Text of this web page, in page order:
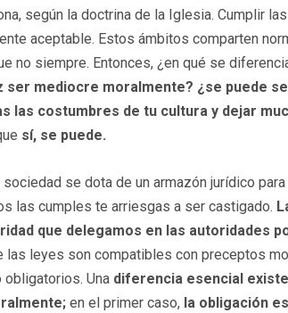
según la doctrina de la Iglesia. Cumplir
aceptable. Estos ámbitos comparten
no siempre. Entonces, ¿en qué se
ser mediocre moralmente? ¿se puede
las costumbres de tu cultura y dejar
sí, se puede.
se dota de un armazón jurídico
las cumples te arriesgas a ser castigado.
que delegamos en las autoridades
las leyes son compatibles con preceptos
Una diferencia esencial
en el primer caso, la obligación